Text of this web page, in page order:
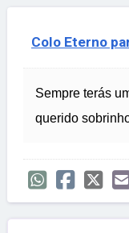
Colo Eterno
Sempre terás
querido